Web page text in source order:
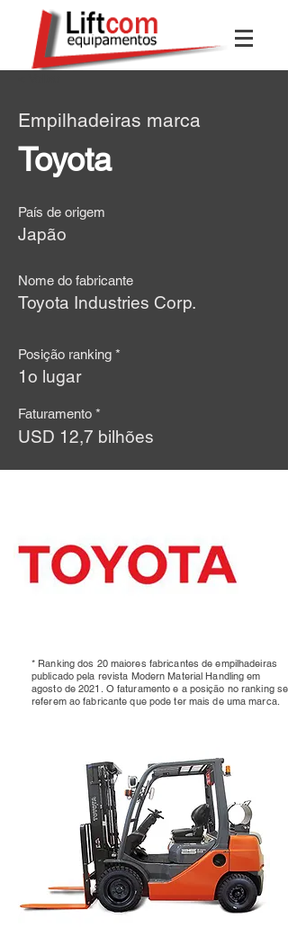
Empilhadeiras marca
Toyota
País de origem
Japão
Nome do fabricante
Toyota Industries Corp.
Posição ranking *
1o lugar
Faturamento *
USD 12,7 bilhões
* Ranking dos 20 maiores fabricantes de empilhadeiras
publicado pela revista Modern Material Handling em
agosto de 2021. O faturamento e a posição no ranking se
referem ao fabricante que pode ter mais de uma marca.